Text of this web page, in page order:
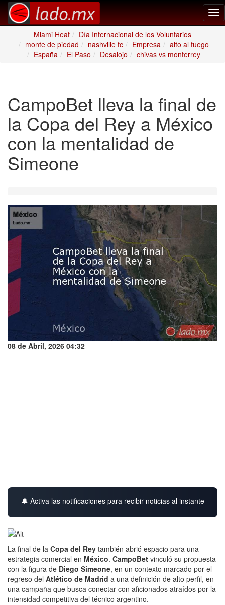
Miami Heat
Día Internacional de los Voluntarios
monte de piedad
nashville fc Empresa
alto al fuego
España
El Paso Desalojo chivas vs monterrey
CampoBet lleva la final de
la Copa del Rey a México
con la mentalidad de
Simeone
08 de Abril, 2026 04:32
🔔 Activa las notificaciones para recibir noticias al instante
La final de la Copa del Rey también abrió espacio para una
estrategia comercial en México. CampoBet vinculó su propuesta
con la figura de Diego Simeone, en un contexto marcado por el
regreso del Atlético de Madrid a una definición de alto perfil, en
una campaña que busca conectar con aficionados atraídos por la
intensidad competitiva del técnico argentino.